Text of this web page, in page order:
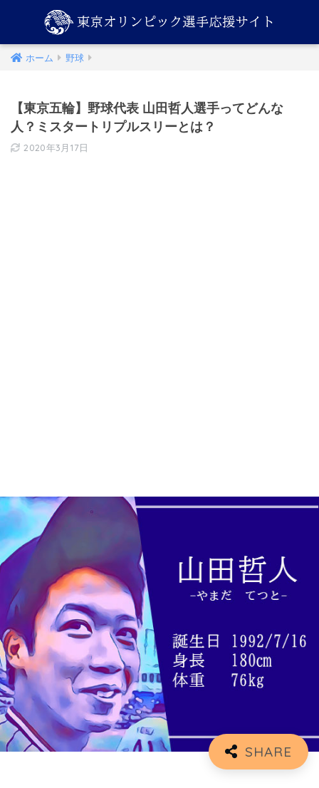
ホーム 野球
【東京五輪】野球代表 山田哲人選手ってどんな
人？ミスタートリプルスリーとは？
2020年3月17日